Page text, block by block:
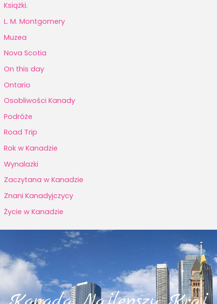
Książki.
L. M. Montgomery
Muzea
Nova Scotia
On this day
Ontario
Osobliwości Kanady
Podróże
Road Trip
Rok w Kanadzie
Wynalazki
Zaczytana w Kanadzie
Znani Kanadyjczycy
Życie w Kanadzie